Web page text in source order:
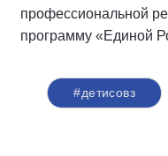
профессиональной
программу «Единой
#детисовз